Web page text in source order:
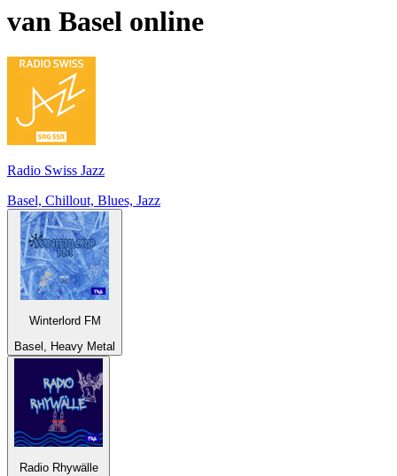
van Basel online
Radio Swiss Jazz
Basel, Chillout, Blues, Jazz
Winterlord FM
Basel, Heavy Metal
Radio Rhywälle